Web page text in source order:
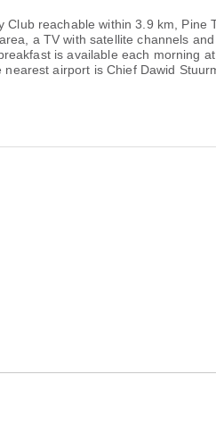
reachable within 3.9 km,
a TV with satellite channels
is available each morning
airport is Chief Dawid